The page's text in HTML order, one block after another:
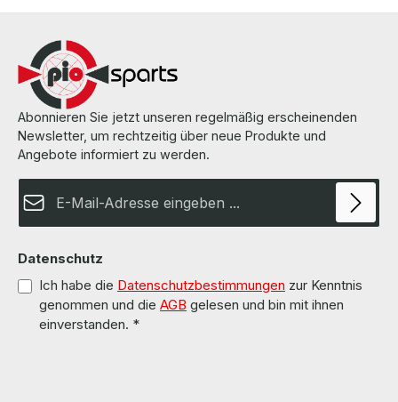
overhauled and tested by us. Die Hardware wurde von uns überholt
pages of the manufacturer. Weitere Informationen und Details
Abonnieren Sie jetzt unseren regelmäßig erscheinenden
Newsletter, um rechtzeitig über neue Produkte und
Angebote informiert zu werden.
Datenschutz
Ich habe die Datenschutzbestimmungen zur Kenntnis
genommen und die AGB gelesen und bin mit ihnen
einverstanden. *